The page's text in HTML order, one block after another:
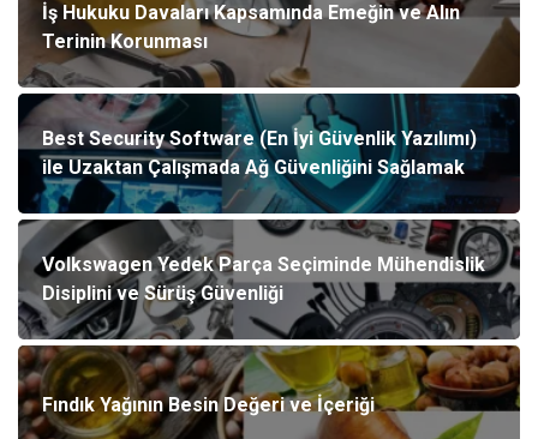
İş Hukuku Davaları Kapsamında Emeğin ve Alın
Terinin Korunması
Best Security Software (En İyi Güvenlik Yazılımı)
ile Uzaktan Çalışmada Ağ Güvenliğini Sağlamak
Volkswagen Yedek Parça Seçiminde Mühendislik
Disiplini ve Sürüş Güvenliği
Fındık Yağının Besin Değeri ve İçeriği